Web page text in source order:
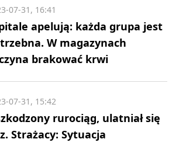
apelują: każda grupa jest
W magazynach
brakować krwi
07-31, 16:41
rurociąg, ulatniał się
Strażacy: Sytuacja
07-31, 15:42